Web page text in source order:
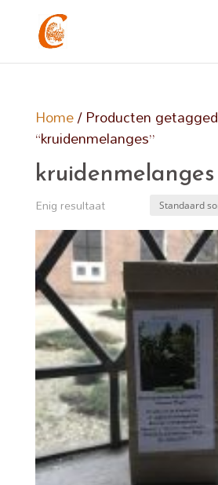
Home/ Producten getagged
“kruidenmelanges”
kruidenmelanges
Enig resultaat